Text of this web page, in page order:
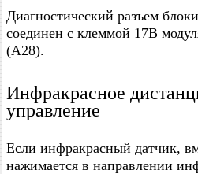
Диагностический разъем
соединен с клеммой 17В
(А28).
Инфракрасное
управление
Если инфракрасный датчик,
нажимается в направлении